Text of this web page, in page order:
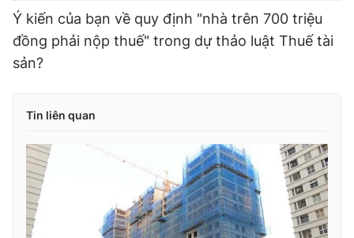
Ý kiến của bạn về quy định "nhà trên 700 triệu
đồng phải nộp thuế" trong dự thảo luật Thuế tài
sản?
Tin liên quan